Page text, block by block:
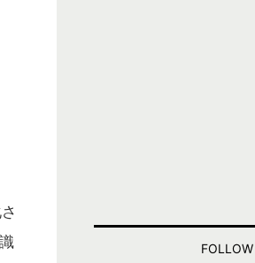
FOLLOW